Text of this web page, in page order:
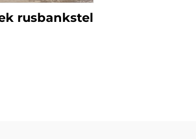
rusbankstel